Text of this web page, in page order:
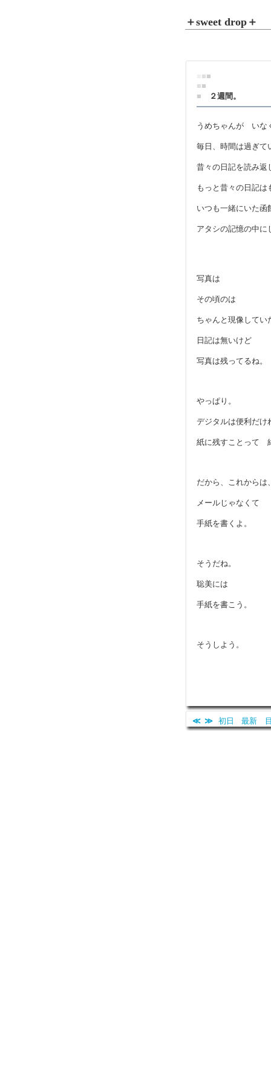
＋sweet drop＋
■■
■■
■
２週間。
うめちゃんが いな
毎日、時間は過ぎて
昔々の日記を読み返
もっと昔々の日記
いつも一緒にいた函
アタシの記憶の中に
写真は
その頃のは
ちゃんと現像してい
日記は無いけど
写真は残ってるね。
やっぱり。
デジタルは便利だけ
紙に残すことって
だから、これからは
メールじゃなくて
手紙を書くよ。
そうだね。
聡美には
手紙を書こう。
そうしよう。
≪ ≫ 初日 最新